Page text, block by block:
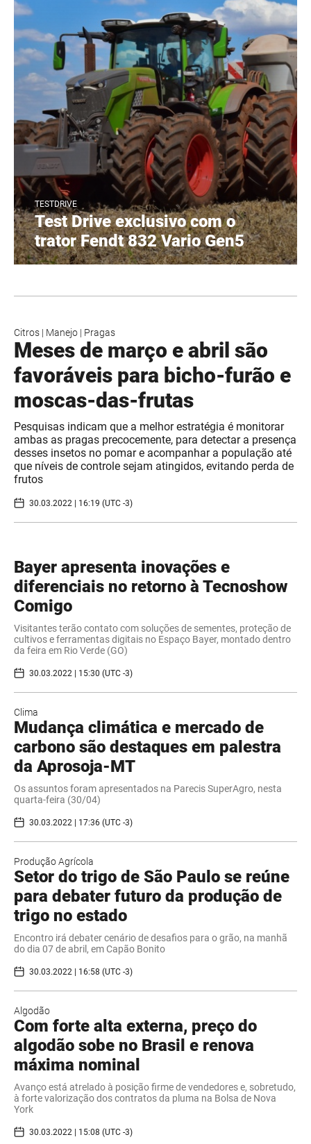
TESTDRIVE
Test Drive exclusivo com o
trator Fendt 832 Vario Gen5
Citros | Manejo | Pragas
Meses de março e abril são
favoráveis para bicho-furão e
moscas-das-frutas
Pesquisas indicam que a melhor estratégia é monitorar
ambas as pragas precocemente, para detectar a presença
desses insetos no pomar e acompanhar a população até
que níveis de controle sejam atingidos, evitando perda de
frutos
30.03.2022 | 16:19 (UTC -3)
Bayer apresenta inovações e
diferenciais no retorno à Tecnoshow
Comigo
Visitantes terão contato com soluções de sementes, proteção de
cultivos e ferramentas digitais no Espaço Bayer, montado dentro
da feira em Rio Verde (GO)
30.03.2022 | 15:30 (UTC -3)
Clima
Mudança climática e mercado de
carbono são destaques em palestra
da Aprosoja-MT
Os assuntos foram apresentados na Parecis SuperAgro, nesta
quarta-feira (30/04)
30.03.2022 | 17:36 (UTC -3)
Produção Agrícola
Setor do trigo de São Paulo se reúne
para debater futuro da produção de
trigo no estado
Encontro irá debater cenário de desafios para o grão, na manhã
do dia 07 de abril, em Capão Bonito
30.03.2022 | 16:58 (UTC -3)
Algodão
Com forte alta externa, preço do
algodão sobe no Brasil e renova
máxima nominal
Avanço está atrelado à posição firme de vendedores e, sobretudo,
à forte valorização dos contratos da pluma na Bolsa de Nova
York
30.03.2022 | 15:08 (UTC -3)